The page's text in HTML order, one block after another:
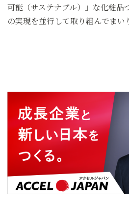
可能（サステナブル）」な化粧品
の実現を並行して取り組んでまい